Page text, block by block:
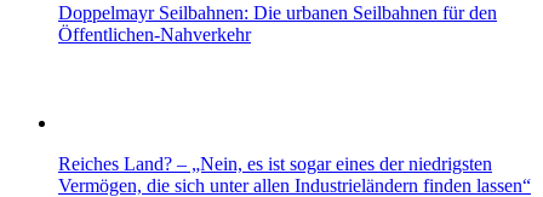
Doppelmayr Seilbahnen: Die urbanen Seilbahnen für den
Öffentlichen-Nahverkehr
Reiches Land? – „Nein, es ist sogar eines der niedrigsten
Vermögen, die sich unter allen Industrieländern finden lassen“